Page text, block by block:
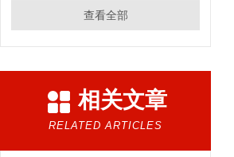
查看全部
相关文章
RELATED ARTICLES